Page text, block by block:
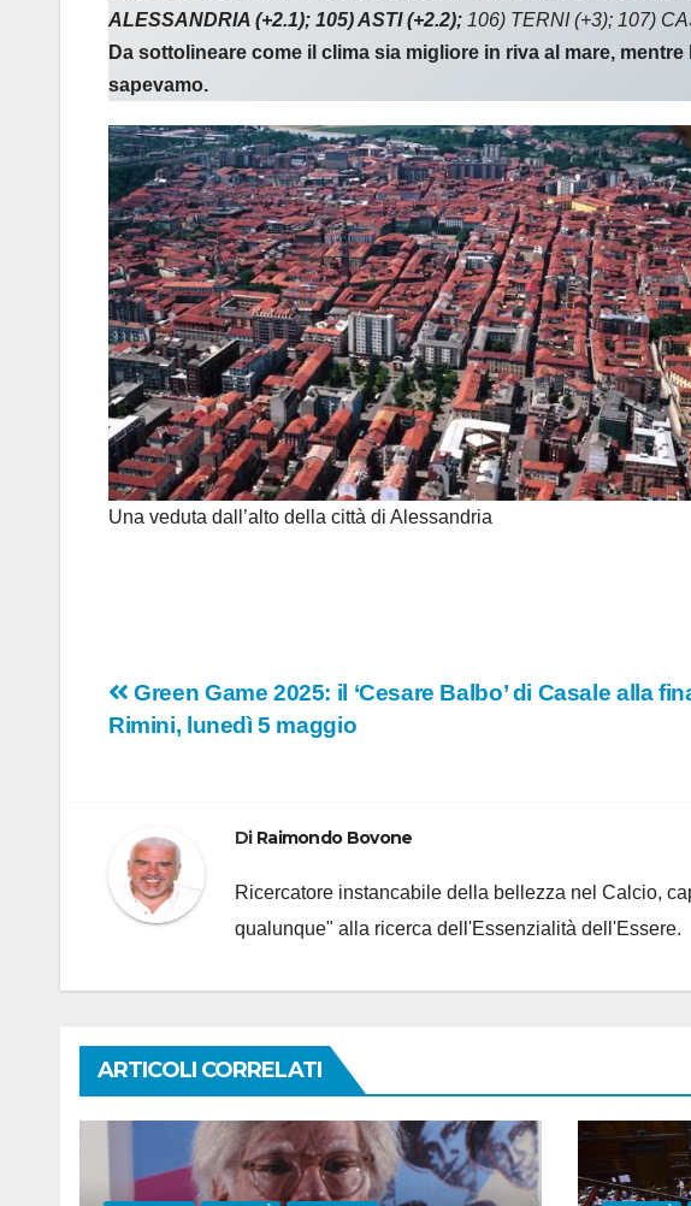
ALESSANDRIA (+2.1); 105) ASTI (+2.2); 106) TERNI (+3); 107)
Da sottolineare come il clima sia migliore in riva al mare,
sapevamo.
Una veduta dall’alto della città di Alessandria
Navigazione
articoli
Green Game 2025: il ‘Cesare Balbo’ di Casale alla
Rimini, lunedì 5 maggio
Di Raimondo Bovone
Ricercatore instancabile della bellezza nel Calcio,
qualunque" alla ricerca dell'Essenzialità dell'Essere.
ARTICOLI CORRELATI